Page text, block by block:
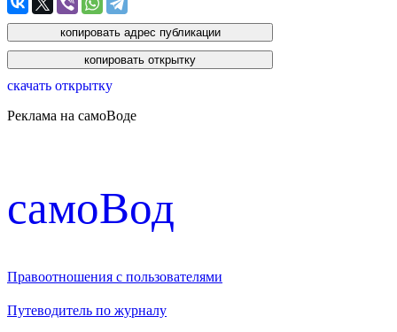
скачать открытку
Реклама на самоВоде
cамоВод
Правоотношения с пользователями
Путеводитель по журналу